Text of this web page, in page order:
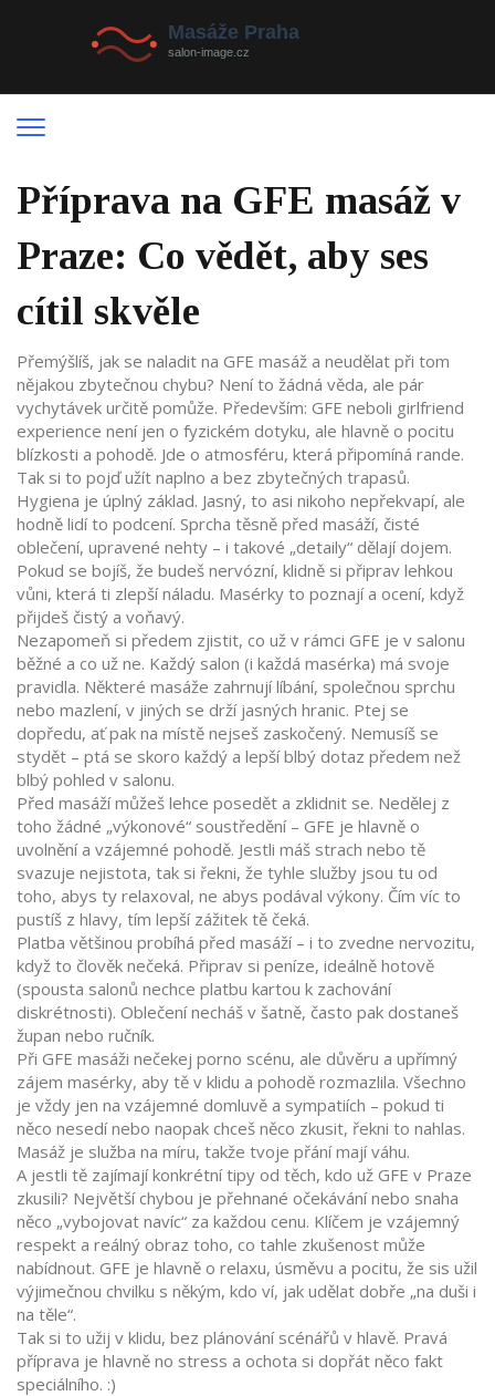
Příprava na GFE masáž v
Praze: Co vědět, aby ses
cítil skvěle
Přemýšlíš, jak se naladit na GFE masáž a neudělat při tom
nějakou zbytečnou chybu? Není to žádná věda, ale pár
vychytávek určitě pomůže. Především: GFE neboli girlfriend
experience není jen o fyzickém dotyku, ale hlavně o pocitu
blízkosti a pohodě. Jde o atmosféru, která připomíná rande.
Tak si to pojď užít naplno a bez zbytečných trapasů.
Hygiena je úplný základ. Jasný, to asi nikoho nepřekvapí, ale
hodně lidí to podcení. Sprcha těsně před masáží, čisté
oblečení, upravené nehty – i takové „detaily“ dělají dojem.
Pokud se bojíš, že budeš nervózní, klidně si připrav lehkou
vůni, která ti zlepší náladu. Masérky to poznají a ocení, když
přijdeš čistý a voňavý.
Nezapomeň si předem zjistit, co už v rámci GFE je v salonu
běžné a co už ne. Každý salon (i každá masérka) má svoje
pravidla. Některé masáže zahrnují líbání, společnou sprchu
nebo mazlení, v jiných se drží jasných hranic. Ptej se
dopředu, ať pak na místě nejseš zaskočený. Nemusíš se
stydět – ptá se skoro každý a lepší blbý dotaz předem než
blbý pohled v salonu.
Před masáží můžeš lehce posedět a zklidnit se. Nedělej z
toho žádné „výkonové“ soustředění – GFE je hlavně o
uvolnění a vzájemné pohodě. Jestli máš strach nebo tě
svazuje nejistota, tak si řekni, že tyhle služby jsou tu od
toho, abys ty relaxoval, ne abys podával výkony. Čím víc to
pustíš z hlavy, tím lepší zážitek tě čeká.
Platba většinou probíhá před masáží – i to zvedne nervozitu,
když to člověk nečeká. Připrav si peníze, ideálně hotově
(spousta salonů nechce platbu kartou k zachování
diskrétnosti). Oblečení necháš v šatně, často pak dostaneš
župan nebo ručník.
Při GFE masáži nečekej porno scénu, ale důvěru a upřímný
zájem masérky, aby tě v klidu a pohodě rozmazlila. Všechno
je vždy jen na vzájemné domluvě a sympatiích – pokud ti
něco nesedí nebo naopak chceš něco zkusit, řekni to nahlas.
Masáž je služba na míru, takže tvoje přání mají váhu.
A jestli tě zajímají konkrétní tipy od těch, kdo už GFE v Praze
zkusili? Největší chybou je přehnané očekávání nebo snaha
něco „vybojovat navíc“ za každou cenu. Klíčem je vzájemný
respekt a reálný obraz toho, co tahle zkušenost může
nabídnout. GFE je hlavně o relaxu, úsměvu a pocitu, že sis užil
výjimečnou chvilku s někým, kdo ví, jak udělat dobře „na duši i
na těle“.
Tak si to užij v klidu, bez plánování scénářů v hlavě. Pravá
příprava je hlavně no stress a ochota si dopřát něco fakt
speciálního. :)